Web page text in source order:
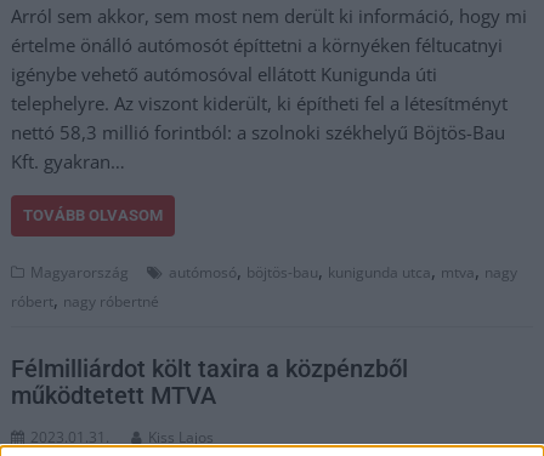
Arról sem akkor, sem most nem derült ki információ, hogy mi
értelme önálló autómosót építtetni a környéken féltucatnyi
igénybe vehető autómosóval ellátott Kunigunda úti
telephelyre. Az viszont kiderült, ki építheti fel a létesítményt
nettó 58,3 millió forintból: a szolnoki székhelyű Böjtös-Bau
Kft. gyakran…
TOVÁBB OLVASOM
Magyarország autómosó, böjtös-bau, kunigunda utca, mtva, nagy
róbert, nagy róbertné
Félmilliárdot költ taxira a közpénzből
működtetett MTVA
2023.01.31. Kiss Lajos